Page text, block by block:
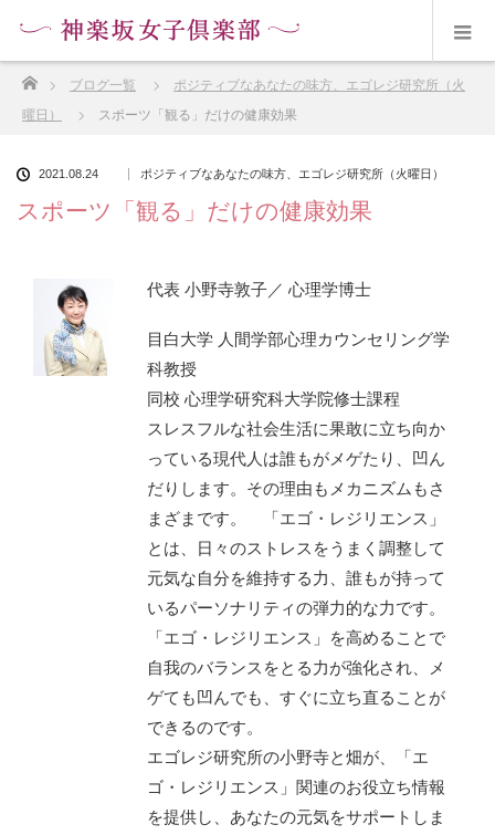
ブログ一覧
ポジティブなあなたの味方、エゴレジ研究所（火
曜日）
スポーツ「観る」だけの健康効果
2021.08.24 ポジティブなあなたの味方、エゴレジ研究所（火曜日）
スポーツ「観る」だけの健康効果
代表 小野寺敦子／ 心理学博士
目白大学 人間学部心理カウンセリング学
科教授
同校 心理学研究科大学院修士課程
スレスフルな社会生活に果敢に立ち向か
っている現代人は誰もがメゲたり、凹ん
だりします。その理由もメカニズムもさ
まざまです。 「エゴ・レジリエンス」
とは、日々のストレスをうまく調整して
元気な自分を維持する力、誰もが持って
いるパーソナリティの弾力的な力です。
「エゴ・レジリエンス」を高めることで
自我のバランスをとる力が強化され、メ
ゲても凹んでも、すぐに立ち直ることが
できるのです。
エゴレジ研究所の小野寺と畑が、「エ
ゴ・レジリエンス」関連のお役立ち情報
を提供し、あなたの元気をサポートしま